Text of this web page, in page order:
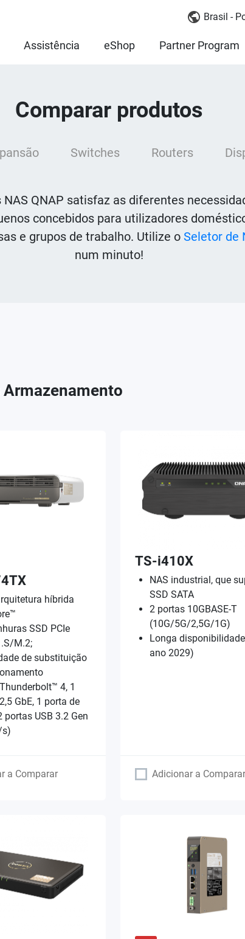
Brasil -
Assistência eShop Partner Program
Comparar produtos
Switches Routers
QNAP satisfaz as diferentes
concebidos para utilizadores
e grupos de trabalho. Utilize o Seletor de
num minuto!
híbrida
SSD PCIe
M.2;
de substituição
4, 1
GbE, 1 porta de
portas USB 3.2 Gen
s)
a Comparar
TS-i410X
NAS industrial, que
SSD SATA
2 portas 10GBASE-T
(10G/5G/2,5G/1G)
Longa
ano 2029)
Adicionar a Comparar